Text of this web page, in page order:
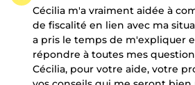
Cécilia m'a vraiment aidée à
de fiscalité en lien avec ma
a pris le temps de m'expliquer
répondre à toutes mes
Cécilia, pour votre aide, votre